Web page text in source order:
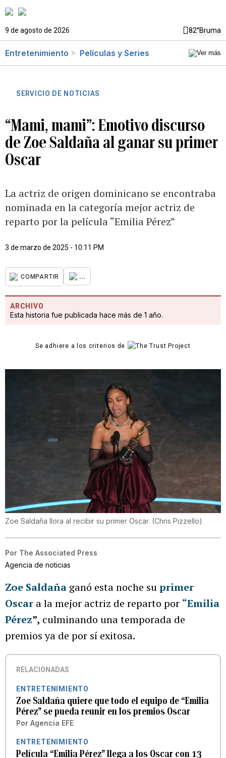
9 de agosto de 2026 82°Bruma
Entretenimiento Películas y Series
SERVICIO DE NOTICIAS
“Mami, mami”: Emotivo discurso
de Zoe Saldaña al ganar su primer
Oscar
La actriz de origen dominicano se encontraba
nominada en la categoría mejor actriz de
reparto por la película “Emilia Pérez”
3 de marzo de 2025 - 10:11 PM
COMPARTIR ...
ARCHIVO
Esta historia fue publicada hace más de 1 año.
Se adhiere a los criterios de
Zoe Saldaña llora al recibir su primer Oscar. (Chris Pizzello)
Por The Associated Press
Agencia de noticias
Zoe Saldaña ganó esta noche suprimer
Oscar a la mejor actriz de reparto por “Emilia
Pérez”, culminando una temporada de
premios ya de por sí exitosa.
RELACIONADAS
ENTRETENIMIENTO
Zoe Saldaña quiere que todo el equipo de “Emilia
Pérez” se pueda reunir en los premios Oscar
Por Agencia EFE
ENTRETENIMIENTO
Película “Emilia Pérez” llega a los Oscar con 13